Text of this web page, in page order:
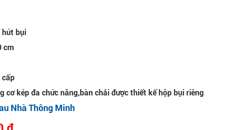
hút bụi
cm
cấp
cơ kép đa chức năng,bàn chải được thiết kế hộp bụi riêng
Nhà Thông Minh